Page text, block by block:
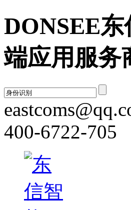
DONSEE
端应用服务
400-6722-705